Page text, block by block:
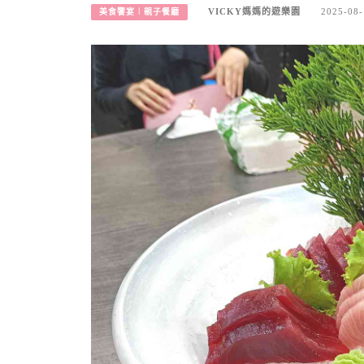
美食饗宴︱親子餐廳 VICKY媽媽的遊樂園 2025-